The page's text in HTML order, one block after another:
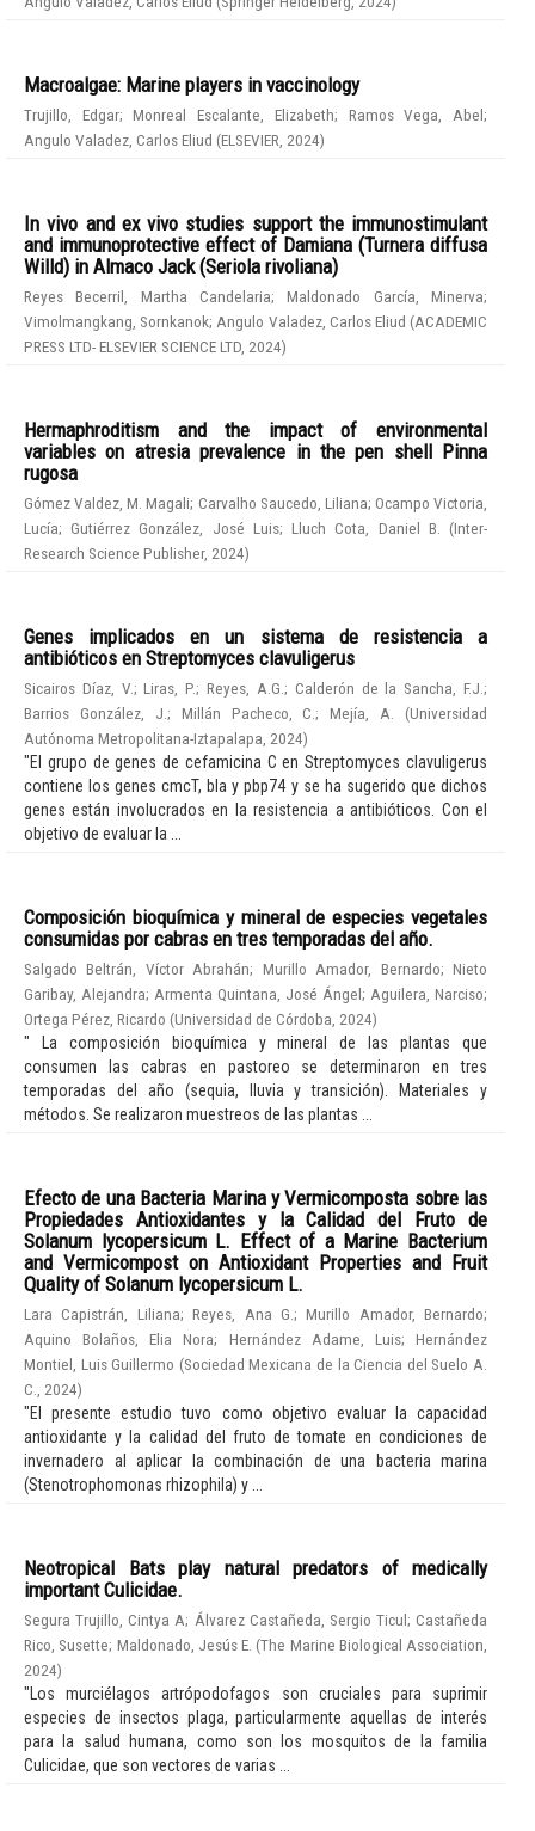
Macroalgae: Marine players in vaccinology
Trujillo, Edgar;Monreal Escalante, Elizabeth; Ramos Vega, Abel;
Angulo Valadez, Carlos Eliud (ELSEVIER 2024)
In vivo and ex vivo studies support the immunostimulant
and immunoprotective effect of Damiana (Turnera diffusa
Willd) in Almaco Jack (Seriola rivoliana)
Reyes Becerril, Martha Candelaria;Maldonado García, Minerva;
Vimolmangkang, Sornkanok; Angulo Valadez, Carlos Eliud (ACADEMIC
PRESS LTD- ELSEVIER SCIENCE LTD 2024)
Hermaphroditism and the impact of environmental
variables on atresia prevalence in the pen shell Pinna
rugosa
Gómez Valdez, M. Magali; Carvalho Saucedo, Liliana; Ocampo Victoria,
Lucía;Gutiérrez González, José Luis;Lluch Cota, Daniel B. (Inter-
Research Science Publisher, 2024)
Genes implicados en un sistema de resistencia a
antibióticos en Streptomyces clavuligerus
Sicairos Díaz, V.;Liras, P.;Reyes, A.G. ; Calderón de la Sancha, F.J.;
Barrios González, J. ; Millán Pacheco, C.;Mejía, A. (Universidad
Autónoma Metropolitana-Iztapalapa 2024)
"El grupo de genes de cefamicina C en Streptomyces clavuligerus
contiene los genes cmcT, bla y pbp74 y se ha sugerido que dichos
genes están involucrados en la resistencia a antibióticos. Con el
objetivo de evaluar la ...
Composición bioquímica y mineral de especies vegetales
consumidas por cabras en tres temporadas del año.
Salgado Beltrán, Víctor Abrahán; Murillo Amador, Bernardo;Nieto
Garibay, Alejandra; Armenta Quintana, José Ángel; Aguilera, Narciso;
Ortega Pérez, Ricardo (Universidad de Córdoba 2024)
" La composición bioquímica y mineral de las plantas que
consumen las cabras en pastoreo se determinaron en tres
temporadas del año (sequia, lluvia y transición). Materiales y
métodos. Se realizaron muestreos de las plantas ...
Efecto de una Bacteria Marina y Vermicomposta sobre las
Propiedades Antioxidantes y la Calidad del Fruto de
Solanum lycopersicum L. Effect of a Marine Bacterium
and Vermicompost on Antioxidant Properties and Fruit
Quality of Solanum lycopersicum L.
Lara Capistrán, Liliana;Reyes, Ana G. ;Murillo Amador, Bernardo;
Aquino Bolaños, Elia Nora; Hernández Adame, Luis;Hernández
Montiel, Luis Guillermo (Sociedad Mexicana de la Ciencia del Suelo A.
C.
2024)
"El presente estudio tuvo como objetivo evaluar la capacidad
antioxidante y la calidad del fruto de tomate en condiciones de
invernadero al aplicar la combinación de una bacteria marina
(Stenotrophomonas rhizophila) y ...
Neotropical Bats play natural predators of medically
important Culicidae.
Segura Trujillo, Cintya A; Álvarez Castañeda, Sergio Ticul; Castañeda
Rico, Susette; Maldonado, Jesús E. (The Marine Biological Association
2024)
"Los murciélagos artrópodofagos son cruciales para suprimir
especies de insectos plaga, particularmente aquellas de interés
para la salud humana, como son los mosquitos de la familia
Culicidae, que son vectores de varias ...